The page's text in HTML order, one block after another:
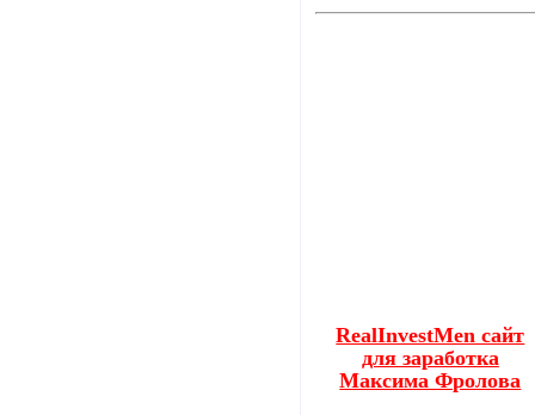
RealInvestMen сайт
для заработка
Максима Фролова